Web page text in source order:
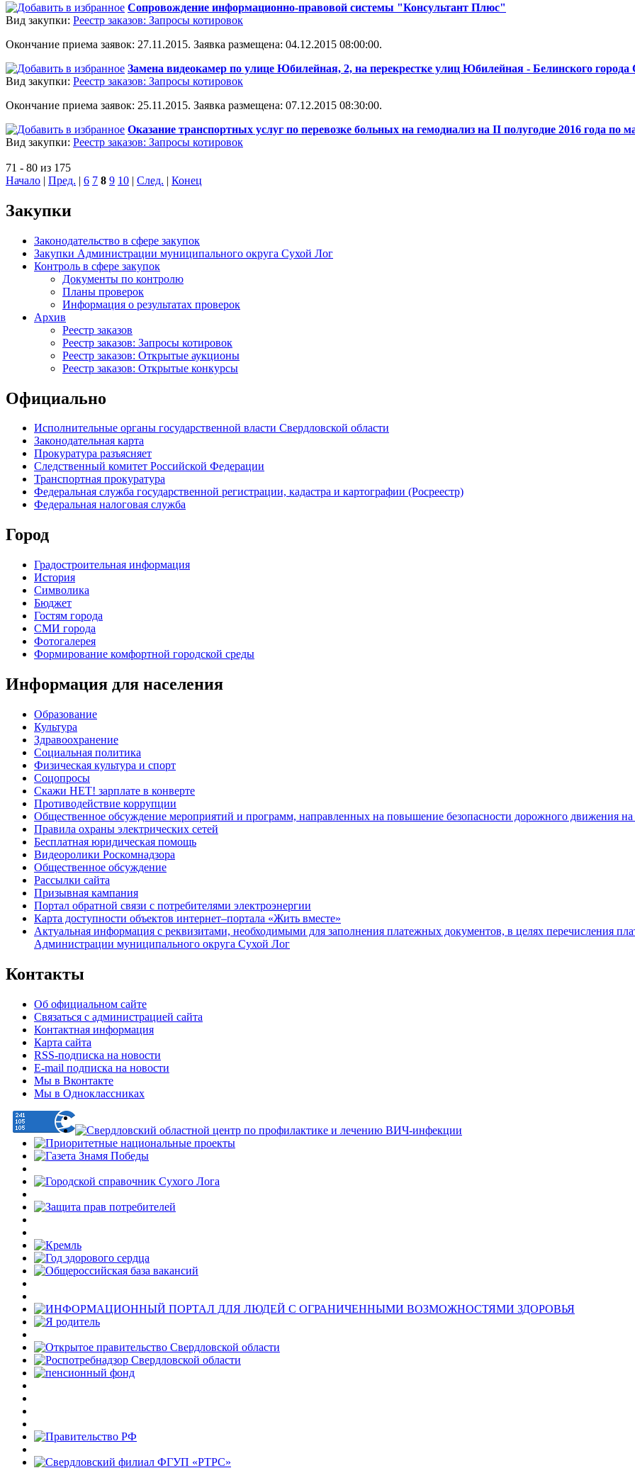
Сопровождение информационно-правовой системы "Консультант Плюс"
Вид закупки: Реестр заказов: Запросы котировок
Окончание приема заявок: 27.11.2015. Заявка размещена: 04.12.2015 08:00:00.
Замена видеокамер по улице Юбилейная, 2, на перекрестке улиц Юбилейная - Белинского города
Вид закупки: Реестр заказов: Запросы котировок
Окончание приема заявок: 25.11.2015. Заявка размещена: 07.12.2015 08:30:00.
Оказание транспортных услуг по перевозке больных на гемодиализ на II полугодие 2016 года
Вид закупки: Реестр заказов: Запросы котировок
71 - 80 из 175
Начало | Пред. | 6 7 8 9 10 | След. | Конец
Закупки
Законодательство в сфере закупок
Закупки Администрации муниципального округа Сухой Лог
Контроль в сфере закупок
Документы по контролю
Планы проверок
Информация о результатах проверок
Архив
Реестр заказов
Реестр заказов: Запросы котировок
Реестр заказов: Открытые аукционы
Реестр заказов: Открытые конкурсы
Официально
Исполнительные органы государственной власти Свердловской области
Законодательная карта
Прокуратура разъясняет
Следственный комитет Российской Федерации
Транспортная прокуратура
Федеральная служба государственной регистрации, кадастра и картографии (Росреестр)
Федеральная налоговая служба
Город
Градостроительная информация
История
Символика
Бюджет
Гостям города
СМИ города
Фотогалерея
Формирование комфортной городской среды
Информация для населения
Образование
Культура
Здравоохранение
Социальная политика
Физическая культура и спорт
Соцопросы
Скажи НЕТ! зарплате в конверте
Противодействие коррупции
Общественное обсуждение мероприятий и программ, направленных на повышение безопасности дорожного движения на
Правила охраны электрических сетей
Бесплатная юридическая помощь
Видеоролики Роскомнадзора
Общественное обсуждение
Рассылки сайта
Призывная кампания
Портал обратной связи с потребителями электроэнергии
Карта доступности объектов интернет–портала «Жить вместе»
Актуальная информация с реквизитами, необходимыми для заполнения платежных документов, в целях перечисления
Администрации муниципального округа Сухой Лог
Контакты
Об официальном сайте
Связаться с администрацией сайта
Контактная информация
Карта сайта
RSS-подписка на новости
E-mail подписка на новости
Мы в Вконтакте
Мы в Одноклассниках